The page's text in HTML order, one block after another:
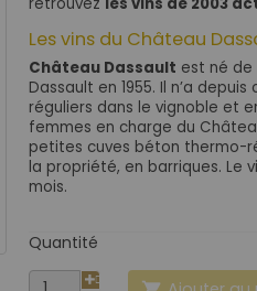
Les vins du Château
Château Dassault est né de
Dassault en 1955. Il n’a
réguliers dans le vignoble et
femmes en charge du
petites cuves béton thermo-
la propriété, en barriques. Le
mois.
Quantité